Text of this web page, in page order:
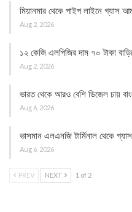
মিয়ানমার থেকে পাইপ লাইনে গ্যাস
Aug 2, 2026
১২ কেজি এলপিজির দাম ৭০ টাকা
Aug 2, 2026
ভারত থেকে আরও বেশি ডিজেল চায়
Aug 6, 2026
ভাসমান এলএনজি টার্মিনাল থেকে
Aug 6, 2026
PREV NEXT 1 of 2